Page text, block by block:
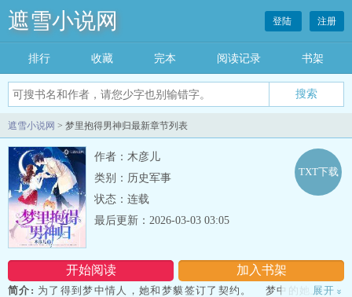
遮雪小说网 登陆 注册
排行 收藏 完本 阅读记录 书架
遮雪小说网 > 梦里抱得男神归最新章节列表
作者：木彦儿
类别：历史军事
状态：连载
开始阅读 加入书架
TXT下载
最后更新：2026-03-03 03:05
简介: 为了得到梦中情人，她和梦貘签订了契约。 梦中的她上天入
展开 »